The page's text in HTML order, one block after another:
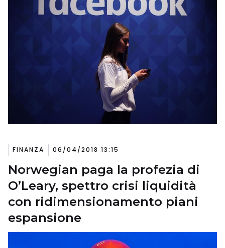
FINANZA 06/04/2018 13:15
Norwegian paga la profezia di
O’Leary, spettro crisi liquidità
con ridimensionamento piani
espansione